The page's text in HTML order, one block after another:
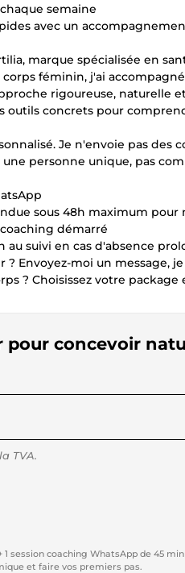
semaine
avec un
marque spécialisée en
corps féminin, j'ai
rigoureuse, naturelle
outils concrets pour
Je n'envoie pas des
personne unique, pas
sous 48h maximum pour
démarré
suivi en cas d'absence
Envoyez-moi un message,
? Choisissez votre
pour concevoir
TVA.
1 session coaching WhatsApp de 45
et faire vos premiers pas.